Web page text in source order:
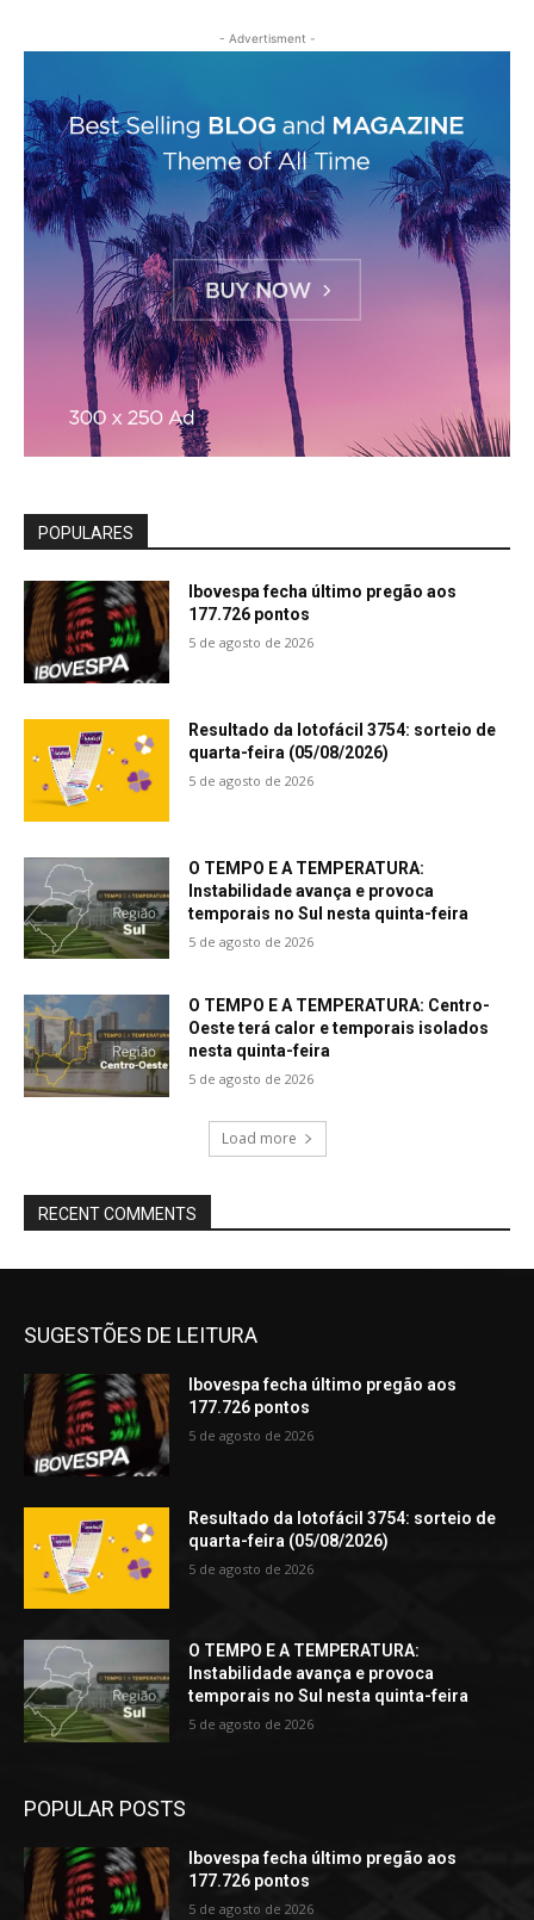
- Advertisment -
POPULARES
Ibovespa fecha último pregão aos
177.726 pontos
5 de agosto de 2026
Resultado da lotofácil 3754: sorteio de
quarta-feira (05/08/2026)
5 de agosto de 2026
O TEMPO E A TEMPERATURA:
Instabilidade avança e provoca
temporais no Sul nesta quinta-feira
5 de agosto de 2026
O TEMPO E A TEMPERATURA: Centro-
Oeste terá calor e temporais isolados
nesta quinta-feira
5 de agosto de 2026
Load more
RECENT COMMENTS
SUGESTÕES DE LEITURA
Ibovespa fecha último pregão aos
177.726 pontos
5 de agosto de 2026
Resultado da lotofácil 3754: sorteio de
quarta-feira (05/08/2026)
5 de agosto de 2026
O TEMPO E A TEMPERATURA:
Instabilidade avança e provoca
temporais no Sul nesta quinta-feira
5 de agosto de 2026
POPULAR POSTS
Ibovespa fecha último pregão aos
177.726 pontos
5 de agosto de 2026